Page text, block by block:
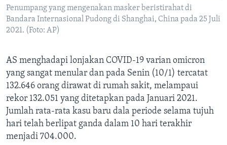
Penumpang yang mengenakan masker beristirahat di
Bandara Internasional Pudong di Shanghai, China pada 25 Juli
2021. (Foto: AP)
AS menghadapi lonjakan COVID-19 varian omicron
yang sangat menular dan pada Senin (10/1) tercatat
132.646 orang dirawat di rumah sakit, melampaui
rekor 132.051 yang ditetapkan pada Januari 2021.
Jumlah rata-rata kasu baru dala periode selama tujuh
hari telah berlipat ganda dalam 10 hari terakhir
menjadi 704.000.